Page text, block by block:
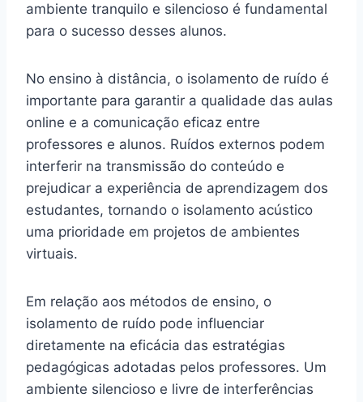
ambiente tranquilo e silencioso é fundamental
para o sucesso desses alunos.
No ensino à distância, o isolamento de ruído é
importante para garantir a qualidade das aulas
online e a comunicação eficaz entre
professores e alunos. Ruídos externos podem
interferir na transmissão do conteúdo e
prejudicar a experiência de aprendizagem dos
estudantes, tornando o isolamento acústico
uma prioridade em projetos de ambientes
virtuais.
Em relação aos métodos de ensino, o
isolamento de ruído pode influenciar
diretamente na eficácia das estratégias
pedagógicas adotadas pelos professores. Um
ambiente silencioso e livre de interferências